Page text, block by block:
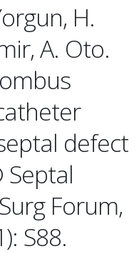
H.
A. Oto.
defect
Forum,
S88.